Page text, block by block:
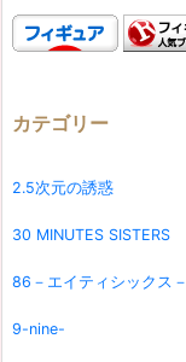
カテゴリー
2.5次元の誘惑
30 MINUTES SISTERS
86－エイティシックス－
9-nine-